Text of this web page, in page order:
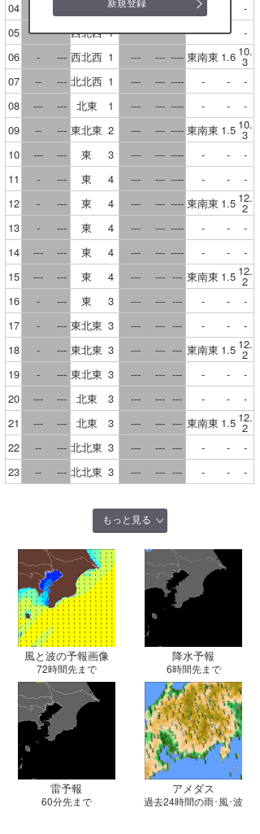
岡山
広島
島根
鳥取
山口
徳島
香川
愛媛
高知
福岡
大分
長崎
佐賀
熊本
宮崎
04 2 --- -
-
05
- --- 西北西 1 --- --- ---- - -
-
06
- --- 西北西 1 --- --- ---- 東南東 1.6 10.
3
07
-- --- 北北西 1 --- --- ---- - -
-
08
--- --- 北東 1 --- --- ---- - -
-
09
-- --- 東北東 2 --- --- ---- 東南東 1.5 10.
3
10
--- --- 東 3 --- --- ---- - -
-
11
- --- 東 4 --- --- ---- - -
-
12
- --- 東 4 --- --- ---- 東南東 1.5 12.
2
13
- --- 東 4 --- --- ---- - -
-
14
--- --- 東 4 --- --- ---- - -
-
15
--- --- 東 4 --- --- --- 東南東 1.5 12.
2
16
- --- 東 3 --- --- --- - -
-
17
- --- 東北東 3 --- --- --- - -
-
18
- --- 東北東 3 --- --- --- 東南東 1.5 12.
2
19
- --- 東北東 3 --- --- --- - -
-
20
--- --- 北東 3 --- --- --- - -
-
21
--- --- 北東 3 --- --- --- 東南東 1.5 12.
2
22
-- --- 北北東 3 --- --- --- - -
-
23
-- --- 北北東 3 --- --- --- - - -
もっと見る
風と波の予報画像
72時間先まで
降水予報
6時間先まで
雷予報
60分先まで
アメダス
過去24時間の雨･風･波